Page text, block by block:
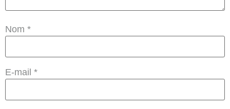
Nom *
E-mail *